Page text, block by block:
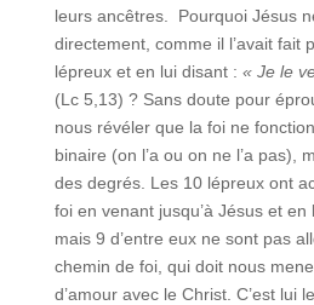
leurs ancêtres. Pourquoi Jésus
directement, comme il l’avait fait
lépreux et en lui disant : « Je le
(Lc 5,13) ? Sans doute pour
nous révéler que la foi ne
binaire (on l’a ou on ne l’a pas),
des degrés. Les 10 lépreux ont
foi en venant jusqu’à Jésus et en
mais 9 d’entre eux ne sont pas
chemin de foi, qui doit nous
d’amour avec le Christ. C’est lui